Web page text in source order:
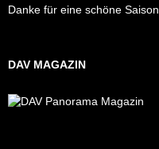
Danke für eine schöne Saison
DAV MAGAZIN